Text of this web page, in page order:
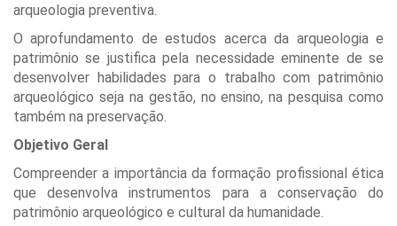
arqueologia preventiva.
O aprofundamento de estudos acerca da arqueologia e
patrimônio se justifica pela necessidade eminente de se
desenvolver habilidades para o trabalho com patrimônio
arqueológico seja na gestão, no ensino, na pesquisa como
também na preservação.
Objetivo Geral
Compreender a importância da formação profissional ética
que desenvolva instrumentos para a conservação do
patrimônio arqueológico e cultural da humanidade.